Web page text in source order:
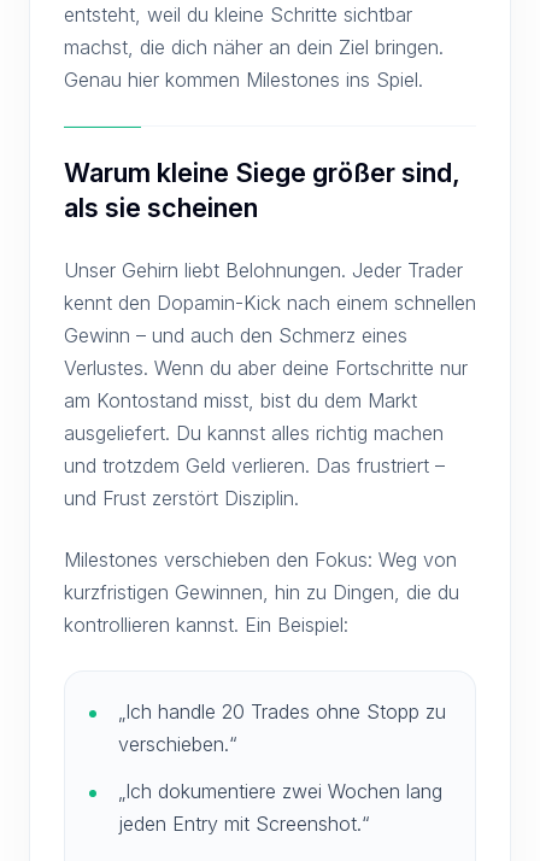
entsteht, weil du kleine Schritte sichtbar
machst, die dich näher an dein Ziel bringen.
Genau hier kommen Milestones ins Spiel.
Warum kleine Siege größer sind,
als sie scheinen
Unser Gehirn liebt Belohnungen. Jeder Trader
kennt den Dopamin-Kick nach einem schnellen
Gewinn – und auch den Schmerz eines
Verlustes. Wenn du aber deine Fortschritte nur
am Kontostand misst, bist du dem Markt
ausgeliefert. Du kannst alles richtig machen
und trotzdem Geld verlieren. Das frustriert –
und Frust zerstört Disziplin.
Milestones verschieben den Fokus: Weg von
kurzfristigen Gewinnen, hin zu Dingen, die du
kontrollieren kannst. Ein Beispiel:
„Ich handle 20 Trades ohne Stopp zu
verschieben.“
„Ich dokumentiere zwei Wochen lang
jeden Entry mit Screenshot.“